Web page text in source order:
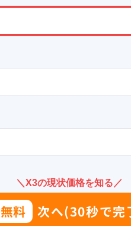
＼X3の現状価格を知る／
無料 次へ(30秒で完